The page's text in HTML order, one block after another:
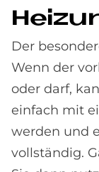
Der
Wenn der
oder darf,
einfach mit
werden und
vollständig.